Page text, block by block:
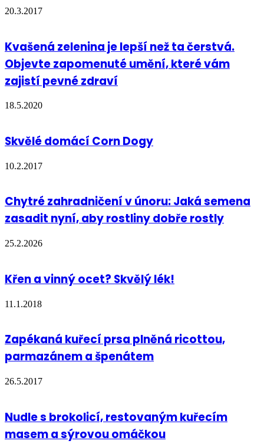
20.3.2017
Kvašená zelenina je lepší než ta čerstvá.
Objevte zapomenuté umění, které vám
zajistí pevné zdraví
18.5.2020
Skvělé domácí Corn Dogy
10.2.2017
Chytré zahradničení v únoru: Jaká semena
zasadit nyní, aby rostliny dobře rostly
25.2.2026
Křen a vinný ocet? Skvělý lék!
11.1.2018
Zapékaná kuřecí prsa plněná ricottou,
parmazánem a špenátem
26.5.2017
Nudle s brokolicí, restovaným kuřecím
masem a sýrovou omáčkou